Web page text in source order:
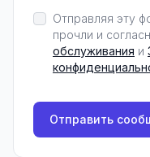
Отправляя эту
прочли и
обслуживания и
Отправить